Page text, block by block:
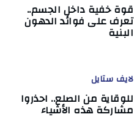
قوة خفية داخل الجسم..
تعرف على فوائد الدهون
البنية
لايف ستايل
للوقاية من الصلع.. احذروا
مشاركة هذه الأشياء